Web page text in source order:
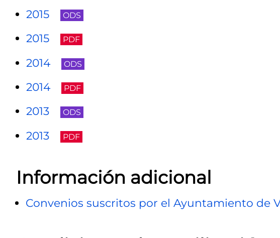
2015 ODS
2015 PDF
2014 ODS
2014 PDF
2013 ODS
2013 PDF
Información adicional
Convenios suscritos por el Ayuntamiento de